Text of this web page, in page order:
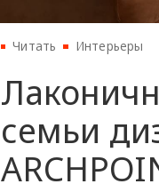
Читать Интерьеры
семьи